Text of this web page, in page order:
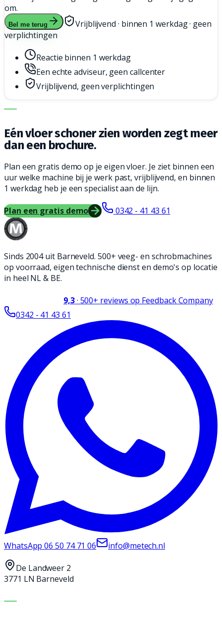
om.
Bel me terug
Vrijblijvend · binnen 1 werkdag · geen
verplichtingen
Reactie binnen 1 werkdag
Een echte adviseur, geen callcenter
Vrijblijvend, geen verplichtingen
DE JUISTE MACHINE. DE BESTE SERVICE.
Eén vloer schoner zien worden zegt meer
dan een brochure.
Plan een gratis demo op je eigen vloer. Je ziet binnen een
uur welke machine bij je werk past, vrijblijvend, en binnen
1 werkdag heb je een specialist aan de lijn.
Plan een gratis demo 0342 - 41 43 61
Sinds 2004 uit Barneveld. 500+ veeg- en schrobmachines
op voorraad, eigen technische dienst en demo's op locatie
in heel NL & BE.
9,3· 500+ reviews op Feedback Company
0342 - 41 43 61
WhatsApp06 50 74 71 06 info@metech.nl
De Landweer 2
3771 LN Barneveld
MACHINES